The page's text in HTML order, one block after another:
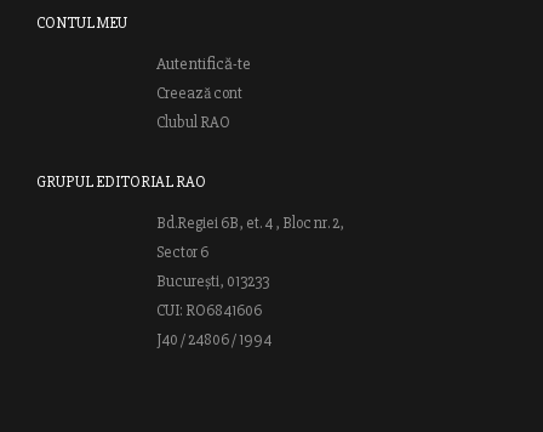
CONTUL MEU
Autentifică-te
Creează cont
Clubul RAO
GRUPUL EDITORIAL RAO
Bd.Regiei 6B, et. 4 , Bloc nr. 2,
Sector 6
București, 013233
CUI: RO6841606
J40 / 24806 / 1994